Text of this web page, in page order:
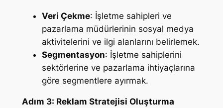
Veri Çekme: İşletme sahipleri ve
pazarlama müdürlerinin sosyal medya
aktivitelerini ve ilgi alanlarını belirlemek.
Segmentasyon: İşletme sahiplerini
sektörlerine ve pazarlama ihtiyaçlarına
göre segmentlere ayırmak.
Adım 3: Reklam Stratejisi Oluşturma